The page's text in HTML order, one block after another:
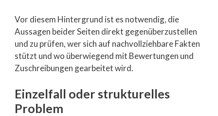
Vor diesem Hintergrund ist es notwendig, die
Aussagen beider Seiten direkt gegenüberzustellen
und zu prüfen, wer sich auf nachvollziehbare Fakten
stützt und wo überwiegend mit Bewertungen und
Zuschreibungen gearbeitet wird.
Einzelfall oder strukturelles
Problem